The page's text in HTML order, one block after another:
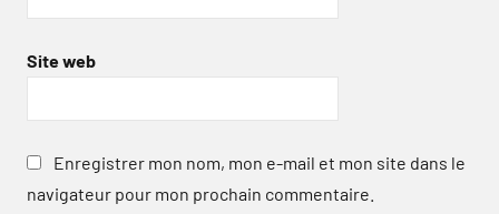
Site web
Enregistrer mon nom, mon e-mail et mon site dans le
navigateur pour mon prochain commentaire.